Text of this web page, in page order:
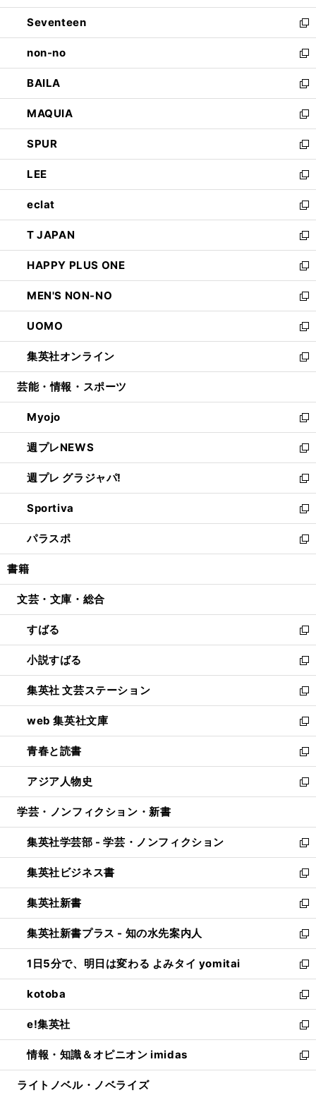
開
く
ウ
で
開
く
ン
ド
ウ
で
開
く
Seventeen
新
し
い
ウ
ィ
ン
ド
ウ
で
開
く
non-no
新
し
い
ウ
ィ
ン
ド
ウ
で
開
く
BAILA
新
し
い
ウ
ィ
ン
ド
ウ
で
開
く
MAQUIA
新
し
い
ウ
ィ
ン
ド
ウ
で
開
く
SPUR
新
し
い
ウ
ィ
ン
ド
ウ
で
開
く
LEE
新
し
い
ウ
ィ
ン
ド
ウ
で
開
く
eclat
新
し
い
ウ
ィ
ン
ド
ウ
で
開
く
T JAPAN
新
し
い
ウ
ィ
ン
ド
ウ
で
開
HAPPY PLUS ONE
新
し
い
ウ
ィ
ン
ド
ウ
開
く
MEN'S NON-NO
新
し
い
ウ
ィ
ン
ウ
で
開
く
UOMO
新
し
い
ウ
ン
ド
ウ
で
開
く
集英社オンライン
新
し
ウ
ィ
ン
ド
ウ
で
開
く
芸能・情報・スポーツ
Myojo
新
し
い
ウ
ィ
ン
ド
ウ
で
開
週プレNEWS
新
し
い
ウ
ィ
ン
ド
ウ
開
週プレ グラジャパ!
新
し
い
ウ
ィ
ン
ウ
開
く
Sportiva
新
し
い
ウ
ン
ウ
で
開
く
パラスポ
新
し
ウ
ン
ド
ウ
で
開
く
書籍
文芸・文庫・総合
すばる
新
し
い
ウ
ィ
ン
ド
ウ
で
開
く
小説すばる
新
し
い
ウ
ィ
ン
ド
ウ
で
開
集英社 文芸ステーション
新
し
い
ウ
ィ
ン
ド
ウ
開
く
web 集英社文庫
新
し
い
ウ
ィ
ン
ウ
で
開
く
青春と読書
新
し
い
ウ
ン
ド
ウ
で
開
く
アジア人物史
新
し
ウ
ィ
ン
ド
ウ
で
開
く
学芸・ノンフィクション・新書
集英社学芸部 - 学芸・ノンフィクション
新
し
い
ウ
ィ
ン
ド
ウ
で
開
く
集英社ビジネス書
新
し
い
ウ
ィ
ン
ド
ウ
で
開
く
集英社新書
新
し
い
ウ
ィ
ン
ド
ウ
で
開
く
集英社新書プラス - 知の水先案内人
新
し
い
ウ
ィ
ン
ド
ウ
で
開
1日5分で、明日は変わる よみタイ yomitai
新
し
い
ウ
ィ
ン
ド
ウ
kotoba
新
し
い
ウ
ィ
ン
e!集英社
新
し
い
ウ
情報・知識＆オピニオン imidas
新
し
ライトノベル・ノベライズ